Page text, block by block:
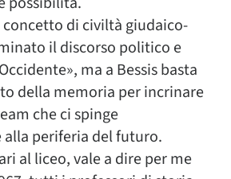
concetto di civiltà giudaico-
il discorso politico e
ma a Bessis basta
della memoria per incrinare
che ci spinge
periferia del futuro.
al liceo, vale a dire per me